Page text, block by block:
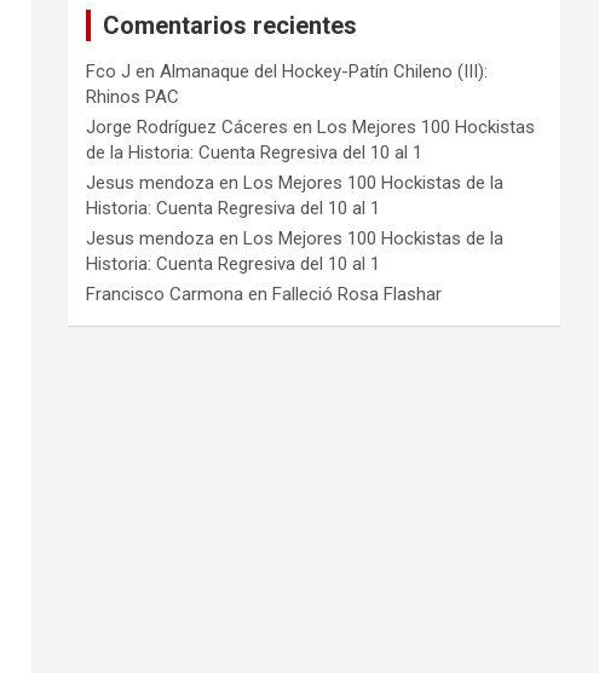
Comentarios recientes
Fco J enAlmanaque del Hockey-Patín Chileno (III):
Rhinos PAC
Jorge Rodríguez Cáceres enLos Mejores 100 Hockistas
de la Historia: Cuenta Regresiva del 10 al 1
Jesus mendoza enLos Mejores 100 Hockistas de la
Historia: Cuenta Regresiva del 10 al 1
Jesus mendoza enLos Mejores 100 Hockistas de la
Historia: Cuenta Regresiva del 10 al 1
Francisco Carmona enFalleció Rosa Flashar